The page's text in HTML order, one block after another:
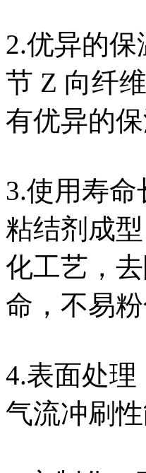
2.优异的
节 Z 向纤
有优异的保
3.使用寿
粘结剂成
化工艺，
命，不易粉
4.表面处
气流冲刷